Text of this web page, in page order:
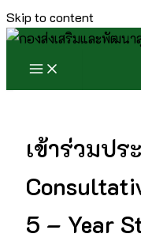
Skip to content
เข้าร่วมปร
5 – Year